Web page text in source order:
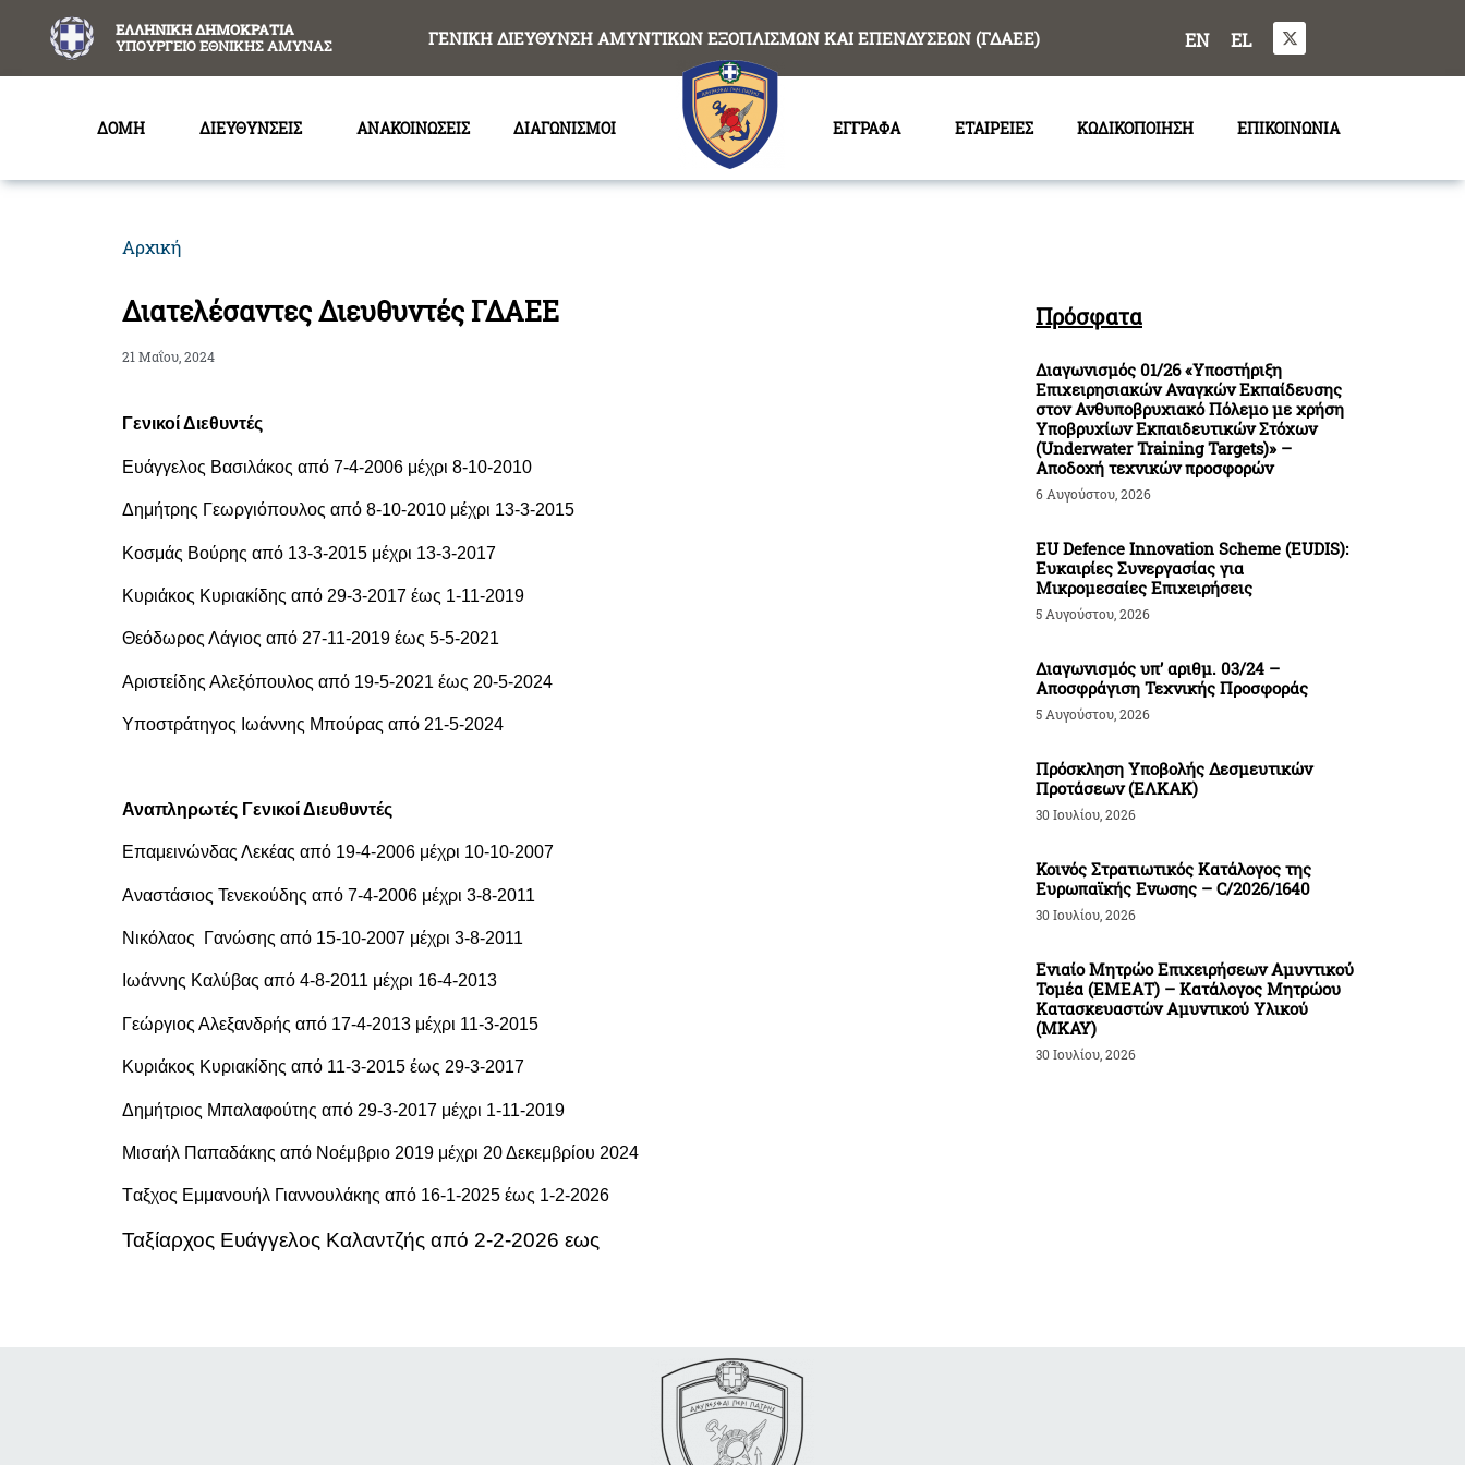
ΕΛΛΗΝΙΚΗ ΔΗΜΟΚΡΑΤΙΑ
ΥΠΟΥΡΓΕΙΟ ΕΘΝΙΚΗΣ ΑΜΥΝΑΣ
ΓΕΝΙΚΗ ΔΙΕΥΘΥΝΣΗ ΑΜΥΝΤΙΚΩΝ ΕΞΟΠΛΙΣΜΩΝ ΚΑΙ ΕΠΕΝΔΥΣΕΩΝ (ΓΔΑΕΕ) EN EL
ΔΟΜΗ ΔΙΕΥΘΥΝΣΕΙΣ ΑΝΑΚΟΙΝΩΣΕΙΣ ΔΙΑΓΩΝΙΣΜΟΙ ΕΓΓΡΑΦΑ ΕΤΑΙΡΕΙΕΣ ΚΩΔΙΚΟΠΟΙΗΣΗ ΕΠΙΚΟΙΝΩΝΙΑ
Αρχική
Διατελέσαντες Διευθυντές ΓΔΑΕΕ
21 Μαΐου, 2024
Γενικοί Διεθυντές
Ευάγγελος Βασιλάκος από 7-4-2006 μέχρι 8-10-2010
Δημήτρης Γεωργιόπουλος από 8-10-2010 μέχρι 13-3-2015
Κοσμάς Βούρης από 13-3-2015 μέχρι 13-3-2017
Κυριάκος Κυριακίδης από 29-3-2017 έως 1-11-2019
Θεόδωρος Λάγιος από 27-11-2019 έως 5-5-2021
Αριστείδης Αλεξόπουλος από 19-5-2021 έως 20-5-2024
Υποστράτηγος Ιωάννης Μπούρας από 21-5-2024
Αναπληρωτές Γενικοί Διευθυντές
Επαμεινώνδας Λεκέας από 19-4-2006 μέχρι 10-10-2007
Αναστάσιος Τενεκούδης από 7-4-2006 μέχρι 3-8-2011
Νικόλαος Γανώσης από 15-10-2007 μέχρι 3-8-2011
Ιωάννης Καλύβας από 4-8-2011 μέχρι 16-4-2013
Γεώργιος Αλεξανδρής από 17-4-2013 μέχρι 11-3-2015
Κυριάκος Κυριακίδης από 11-3-2015 έως 29-3-2017
Δημήτριος Μπαλαφούτης από 29-3-2017 μέχρι 1-11-2019
Μισαήλ Παπαδάκης από Νοέμβριο 2019 μέχρι 20 Δεκεμβρίου 2024
Tαξχος Εμμανουήλ Γιαννουλάκης από 16-1-2025 έως 1-2-2026
Ταξίαρχος Ευάγγελος Καλαντζής από 2-2-2026 εως
Πρόσφατα
Διαγωνισμός 01/26 «Υποστήριξη
Επιχειρησιακών Αναγκών Εκπαίδευσης
στον Ανθυποβρυχιακό Πόλεμο με χρήση
Υποβρυχίων Εκπαιδευτικών Στόχων
(Underwater Training Targets)» –
Αποδοχή τεχνικών προσφορών
6 Αυγούστου, 2026
EU Defence Innovation Scheme (EUDIS):
Ευκαιρίες Συνεργασίας για
Μικρομεσαίες Επιχειρήσεις
5 Αυγούστου, 2026
Διαγωνισμός υπ’ αριθμ. 03/24 –
Αποσφράγιση Τεχνικής Προσφοράς
5 Αυγούστου, 2026
Πρόσκληση Υποβολής Δεσμευτικών
Προτάσεων (ΕΛΚΑΚ)
30 Ιουλίου, 2026
Κοινός Στρατιωτικός Κατάλογος της
Ευρωπαϊκής Ενωσης – C/2026/1640
30 Ιουλίου, 2026
Ενιαίο Μητρώο Επιχειρήσεων Αμυντικού
Τομέα (ΕΜΕΑΤ) – Κατάλογος Μητρώου
Κατασκευαστών Αμυντικού Υλικού
(ΜΚΑΥ)
30 Ιουλίου, 2026